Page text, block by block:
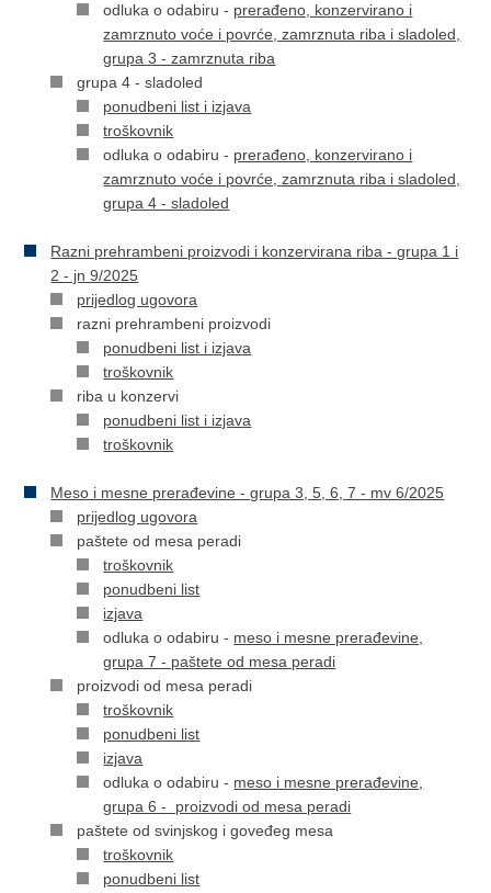
odluka o odabiru - prerađeno, konzervirano i
zamrznuto voće i povrće, zamrznuta riba i sladoled,
grupa 3 - zamrznuta riba
grupa 4 - sladoled
ponudbeni list i izjava
troškovnik
odluka o odabiru - prerađeno, konzervirano i
zamrznuto voće i povrće, zamrznuta riba i sladoled,
grupa 4 - sladoled
Razni prehrambeni proizvodi i konzervirana riba - grupa 1 i
2 - jn 9/2025
prijedlog ugovora
razni prehrambeni proizvodi
ponudbeni list i izjava
troškovnik
riba u konzervi
ponudbeni list i izjava
troškovnik
Meso i mesne prerađevine - grupa 3, 5, 6, 7 - mv 6/2025
prijedlog ugovora
paštete od mesa peradi
troškovnik
ponudbeni list
izjava
odluka o odabiru - meso i mesne prerađevine,
grupa 7 - paštete od mesa peradi
proizvodi od mesa peradi
troškovnik
ponudbeni list
izjava
odluka o odabiru - meso i mesne prerađevine,
grupa 6 - proizvodi od mesa peradi
paštete od svinjskog i goveđeg mesa
troškovnik
ponudbeni list